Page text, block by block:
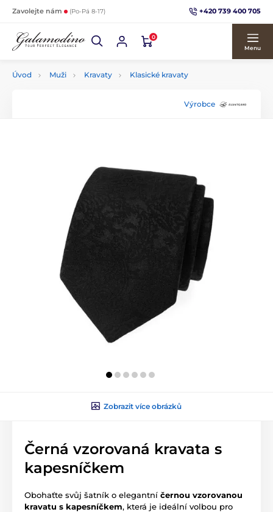
Zavolejte nám (Po-Pá 8-17) +420 739 400 705
0
Menu
Úvod Muži Kravaty Klasické kravaty
Výrobce
Zobrazit více obrázků
Černá vzorovaná kravata s
kapesníčkem
Obohaťte svůj šatník o elegantní černou vzorovanou
kravatu s kapesníčkem, která je ideální volbou pro